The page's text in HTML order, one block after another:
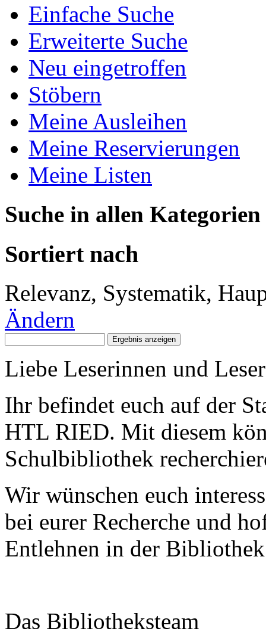
Einfache Suche
Erweiterte Suche
Neu eingetroffen
Stöbern
Meine Ausleihen
Meine Reservierungen
Meine Listen
Suche in allen Kategorien
Sortiert nach
Relevanz, Systematik,
Ändern
Liebe Leserinnen und
Ihr befindet euch auf der
HTL RIED. Mit diesem
Schulbibliothek
Wir wünschen euch
bei eurer Recherche und
Entlehnen in der
Das Bibliotheksteam